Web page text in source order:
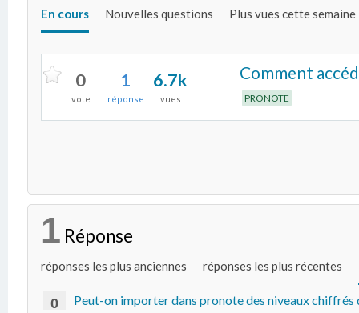
En cours Nouvelles questions Plus vues cette semaine
0
vote
1
réponse
6.7k
vues
Comment
PRONOTE
1 Réponse
réponses les plus anciennes réponses les plus récentes
0 Peut-on importer dans pronote des niveaux